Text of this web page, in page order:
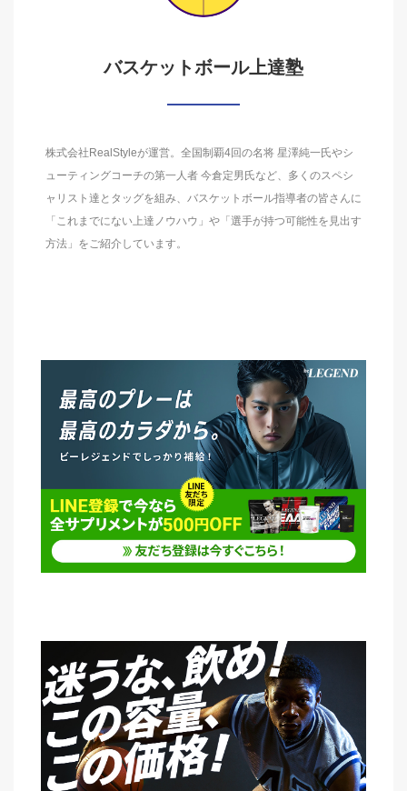
バスケットボール上達塾
株式会社RealStyleが運営。全国制覇4回の名将 星澤純一氏やシ
ューティングコーチの第一人者 今倉定男氏など、多くのスペシ
ャリスト達とタッグを組み、バスケットボール指導者の皆さんに
「これまでにない上達ノウハウ」や「選手が持つ可能性を見出す
方法」をご紹介しています。